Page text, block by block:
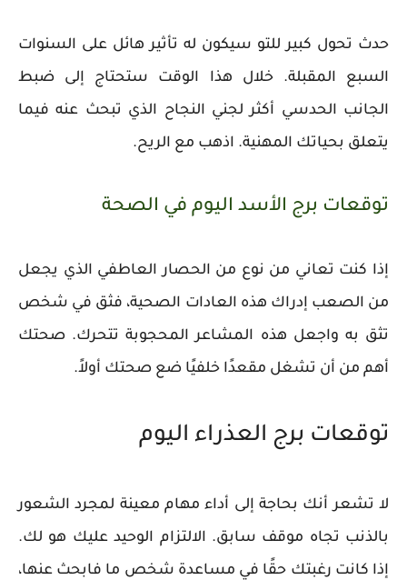
حدث تحول كبير للتو سيكون له تأثير هائل على السنوات
السبع المقبلة. خلال هذا الوقت ستحتاج إلى ضبط
الجانب الحدسي أكثر لجني النجاح الذي تبحث عنه فيما
يتعلق بحياتك المهنية. اذهب مع الريح.
توقعات برج الأسد اليوم في الصحة
إذا كنت تعاني من نوع من الحصار العاطفي الذي يجعل
من الصعب إدراك هذه العادات الصحية، فثق في شخص
تثق به واجعل هذه المشاعر المحجوبة تتحرك. صحتك
أهم من أن تشغل مقعدًا خلفيًا ضع صحتك أولاً.
توقعات برج العذراء اليوم
لا تشعر أنك بحاجة إلى أداء مهام معينة لمجرد الشعور
بالذنب تجاه موقف سابق. الالتزام الوحيد عليك هو لك.
إذا كانت رغبتك حقًا في مساعدة شخص ما فابحث عنها،